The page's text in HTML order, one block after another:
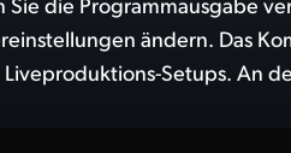
ändern. Das
Setups. An
Constellation Mischer